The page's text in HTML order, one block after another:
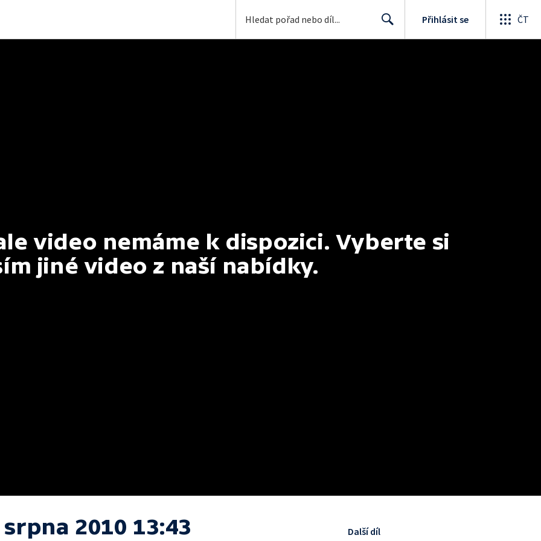
Přihlásit se ČT
video nemáme k dispozici. Vyberte si
jiné video z naší nabídky.
srpna 2010 13:43 Další díl